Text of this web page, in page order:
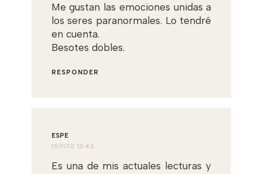
Me gustan las emociones unidas a
los seres paranormales. Lo tendré
en cuenta.
Besotes dobles.
RESPONDER
ESPE
10/11/12 13:42
Es una de mis actuales lecturas y